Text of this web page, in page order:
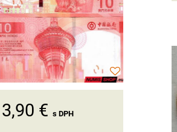
3,90 €s DPH